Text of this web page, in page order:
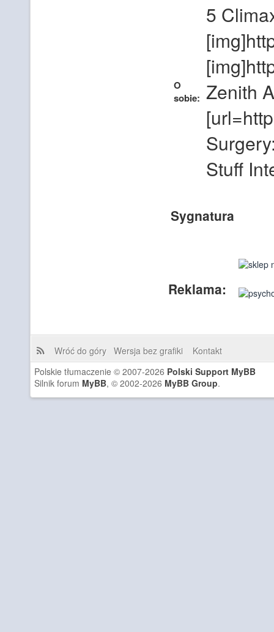
O
sobie:
5
Zenith
Stuff
Sygnatura
Reklama:
Wróć do góry Wersja bez grafiki
Kontakt
Polskie tłumaczenie © 2007-2026 Polski Support MyBB
Silnik forum MyBB, © 2002-2026 MyBB Group.